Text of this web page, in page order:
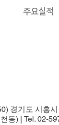
주요실적
경기도 시흥
동) | Tel. 02-